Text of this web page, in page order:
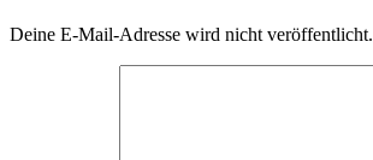
Deine E-Mail-Adresse wird nicht veröffentlicht.